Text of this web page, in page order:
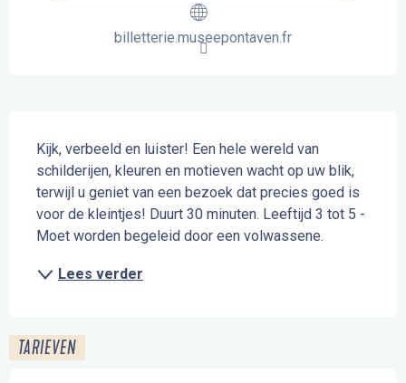
billetterie.museepontaven.fr
Kijk, verbeeld en luister! Een hele wereld van
schilderijen, kleuren en motieven wacht op uw blik,
terwijl u geniet van een bezoek dat precies goed is
voor de kleintjes! Duurt 30 minuten. Leeftijd 3 tot 5 -
Moet worden begeleid door een volwassene.
Lees verder
TARIEVEN